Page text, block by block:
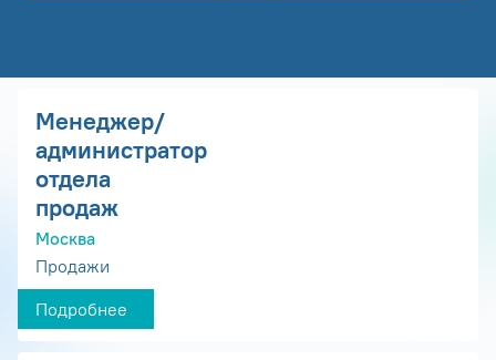
Менеджер/
администратор
отдела
продаж
Москва
Продажи
Подробнее